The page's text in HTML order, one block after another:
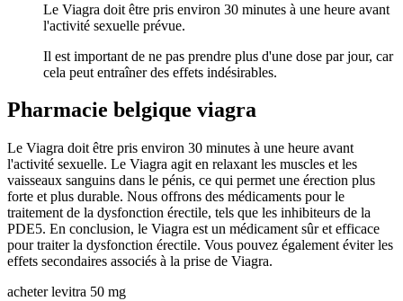
Le Viagra doit être pris environ 30 minutes à une heure avant
l'activité sexuelle prévue.
Il est important de ne pas prendre plus d'une dose par jour, car
cela peut entraîner des effets indésirables.
Pharmacie belgique viagra
Le Viagra doit être pris environ 30 minutes à une heure avant
l'activité sexuelle. Le Viagra agit en relaxant les muscles et les
vaisseaux sanguins dans le pénis, ce qui permet une érection plus
forte et plus durable. Nous offrons des médicaments pour le
traitement de la dysfonction érectile, tels que les inhibiteurs de la
PDE5. En conclusion, le Viagra est un médicament sûr et efficace
pour traiter la dysfonction érectile. Vous pouvez également éviter les
effets secondaires associés à la prise de Viagra.
acheter levitra 50 mg